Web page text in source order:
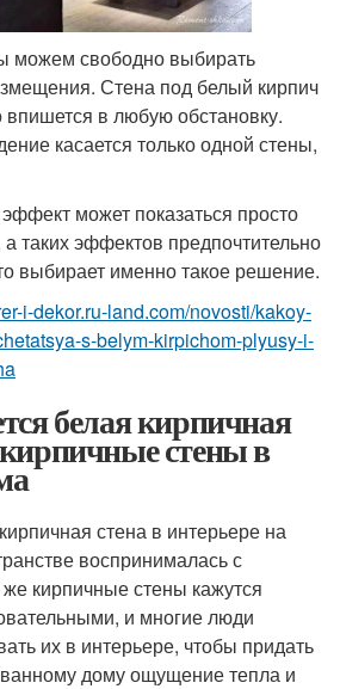
можем свободно выбирать
Стена под белый кирпич
впишется в любую обстановку.
касается только одной стены,
может показаться просто
таких эффектов предпочтительно
выбирает именно такое решение.
i-dekor.ru-land.com/novosti/kakoy-
s-belym-kirpichom-plyusy-i-
белая кирпичная
стены в
стена в интерьере на
воспринималась с
кирпичные стены кажутся
и многие люди
их в интерьере, чтобы придать
дому ощущение тепла и